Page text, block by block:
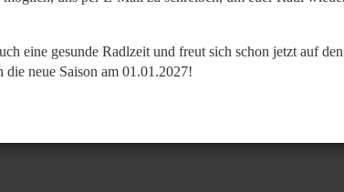
eine gesunde Radlzeit und freut sich schon jetzt auf den
die neue Saison am 01.01.2027!